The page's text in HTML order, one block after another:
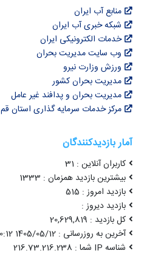
منابع آب ایران
شبکه خبری آب ایران
خدمات الکترونیکی ایران
وب سایت مدیریت بحران
ورزش وزارت نیرو
مدیریت بحران کشور
مدیریت بحران و پدافند غیر عامل
مرکز خدمات سرمایه گذاری استان قم
آمار بازدیدکنندگان
کاربران آنلاین : 31
بیشترین بازدید همزمان : 1333
بازدید امروز : 515
بازدید دیروز :
کل بازدید : 20,629,819
آخرین به روزرسانی : 1405/05/12 11:40:12
شناسه IP شما : 216.73.216.238